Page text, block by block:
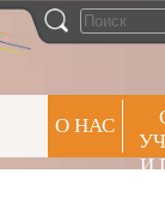
О НАС
И